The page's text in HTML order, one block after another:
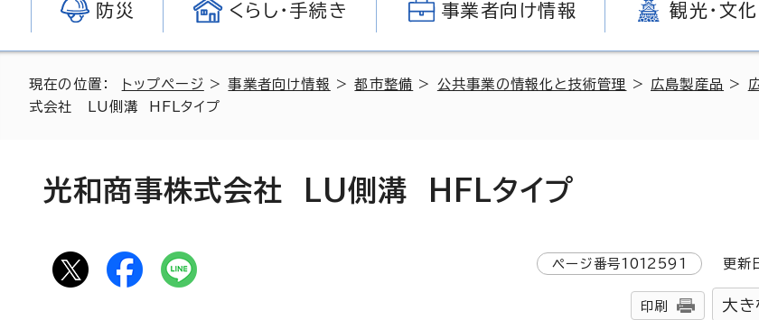
防災 くらし・手続き 事業者向け情報 観光・文
現在の位置： トップページ >事業者向け情報 >都市整備 > 公共事業の情報化と技術管理 > 広島製産品 >
式会社 LU側溝 HFLタイプ
光和商事株式会社 LU側溝 HFLタイプ
ページ番号1012591 更新
印刷 大き